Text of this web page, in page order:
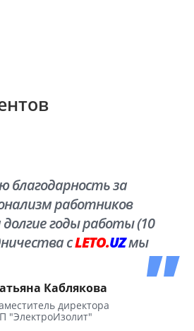
благодарность за
работников
годы работы (10
сLETO.UZмы
Родины.
Каблякова
директора
"ЭлектроИзолит"